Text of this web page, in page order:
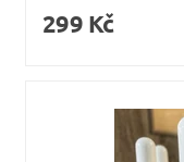
299 Kč